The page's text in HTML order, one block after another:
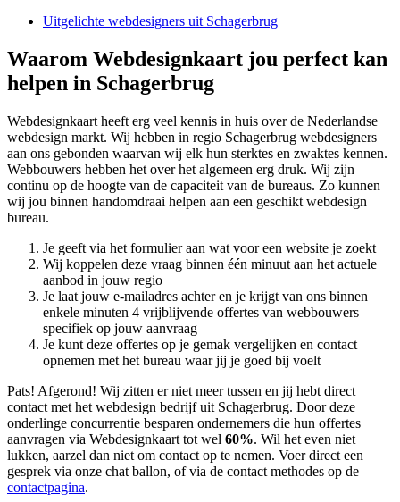
Uitgelichte webdesigners uit Schagerbrug
Waarom Webdesignkaart jou perfect kan
helpen in Schagerbrug
Webdesignkaart heeft erg veel kennis in huis over de Nederlandse
webdesign markt. Wij hebben in regio Schagerbrug webdesigners
aan ons gebonden waarvan wij elk hun sterktes en zwaktes kennen.
Webbouwers hebben het over het algemeen erg druk. Wij zijn
continu op de hoogte van de capaciteit van de bureaus. Zo kunnen
wij jou binnen handomdraai helpen aan een geschikt webdesign
bureau.
Je geeft via het formulier aan wat voor een website je zoekt
Wij koppelen deze vraag binnen één minuut aan het actuele
aanbod in jouw regio
Je laat jouw e-mailadres achter en je krijgt van ons binnen
enkele minuten 4 vrijblijvende offertes van webbouwers –
specifiek op jouw aanvraag
Je kunt deze offertes op je gemak vergelijken en contact
opnemen met het bureau waar jij je goed bij voelt
Pats! Afgerond! Wij zitten er niet meer tussen en jij hebt direct
contact met het webdesign bedrijf uit Schagerbrug. Door deze
onderlinge concurrentie besparen ondernemers die hun offertes
aanvragen via Webdesignkaart tot wel 60%. Wil het even niet
lukken, aarzel dan niet om contact op te nemen. Voer direct een
gesprek via onze chat ballon, of via de contact methodes op de
contactpagina.